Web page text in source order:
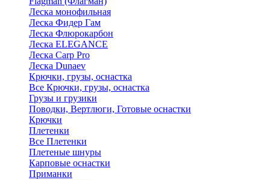
Леска монофильная
Леска Фидер Гам
Леска Флюрокарбон
Леска ELEGANCE
Леска Carp Pro
Леска Dunaev
Крючки, грузы, оснастка
Все Крючки, грузы, оснастка
Грузы и грузики
Поводки, Вертлюги, Готовые оснастки
Крючки
Плетенки
Все Плетенки
Плетеные шнуры
Карповые оснастки
Приманки